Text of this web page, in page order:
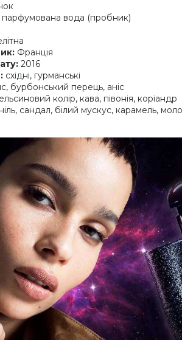
парфумована вода (пробник)
Франція
2016
східні, гурманські
бурбонський перець, аніс
колір, кава, півонія, коріандр
сандал, білий мускус, карамель,